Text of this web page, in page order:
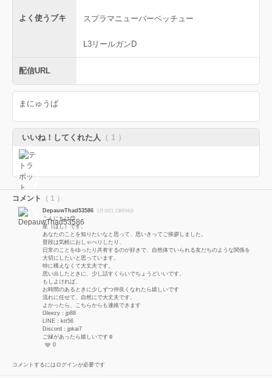
よく使うブキ スプラマニューバーベッチュー
L3リールガンD
配信URL
まにゅうば
いいね！してくれた人 （ 1 ）
コメント （ 1 ）
DepauwThad53586 1月16日 23時54分
こんにちは😊
星（ほし）です。
あなたのことを知りたいなと思って、思いきってご挨拶しました。
普段は気軽におしゃべりしたり、
日常のことをゆったり共有するのが好きで、自然体でいられる友だちのような関係を
大切にしたいと思っています。
特に構えなくて大丈夫です。
思い出したときに、少し話すくらいでちょうどいいです。
もしよければ、
お時間のあるときに少しずつ仲良くなれたら嬉しいです
流れに任せて、自然にで大丈夫です。
よかったら、こちらからも連絡できます
Gleezy：jp88
LINE：ktt56
Discord：jpkai7
ご縁があったら嬉しいです☺️
0
コメントするにはログインが必要です